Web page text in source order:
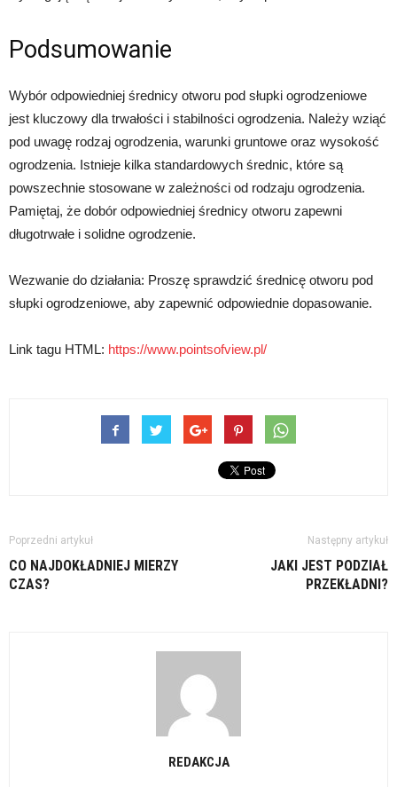
Podsumowanie
Wybór odpowiedniej średnicy otworu pod słupki ogrodzeniowe
jest kluczowy dla trwałości i stabilności ogrodzenia. Należy wziąć
pod uwagę rodzaj ogrodzenia, warunki gruntowe oraz wysokość
ogrodzenia. Istnieje kilka standardowych średnic, które są
powszechnie stosowane w zależności od rodzaju ogrodzenia.
Pamiętaj, że dobór odpowiedniej średnicy otworu zapewni
długotrwałe i solidne ogrodzenie.
Wezwanie do działania: Proszę sprawdzić średnicę otworu pod
słupki ogrodzeniowe, aby zapewnić odpowiednie dopasowanie.
Link tagu HTML: https://www.pointsofview.pl/
Poprzedni artykuł
CO NAJDOKŁADNIEJ MIERZY
CZAS?
Następny artykuł
JAKI JEST PODZIAŁ
PRZEKŁADNI?
REDAKCJA